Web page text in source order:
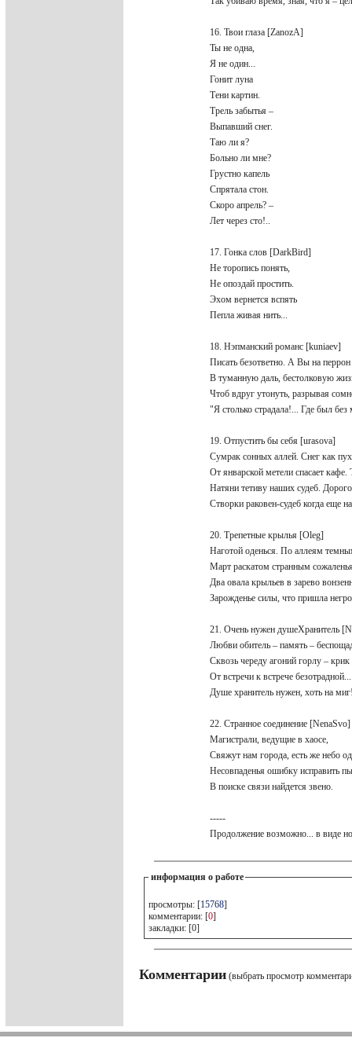
16. Твои глаза [ZanozA]
Ты не одна,
Я не один...
Гонит луна
Тени картин.
Трель забытья –
Выпавший снег.
Таю ли я?
Больно ли мне?
Грустно капель
Спрятала стон.
Скоро апрель? –
Лет через сто!..
17. Гонка слов [DarkBird]
Не торопись понять,
Не опоздай простить.
Эхом вернется вспять
Пепла живая нить...
18. Нэпманский романс [kuniaev]
Писать безответно. А Вы на
В туманную даль, беcтолковую
Чтоб вдруг утонуть, разрывая
"Я столько страдала!... Где был
19. Отпустить бы себя [urasova]
Сумрак сонных аллей. Снег как
От январской метели спасает
Натяни тетиву наших судеб.
Створки раковен-судеб когда еще
20. Трепетные крылья [Oleg]
Наготой оденься. По аллеям
Март раскатом странным
Два овала крыльев в зарево
Зарожденье силы, что пришла
21. Очень нужен душеХранитель
Любви обитель – память –
Сквозь череду агоний горлу –
От встречи к встрече
Душе хранитель нужен, хоть на
22. Странное соединение
Магистрали, ведущие в хаосе,
Свяжут нам города, есть же небо
Несовпаденья ошибку исправить
В поиске связи найдется звено.
-----
Продолжение возможно... в виде
информация о работе
просмотры: [15768]
комментарии: [0]
закладки: [0]
Комментарии (выбрать просмотр